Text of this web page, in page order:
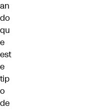
an
do
qu
e
est
e
tip
o
de